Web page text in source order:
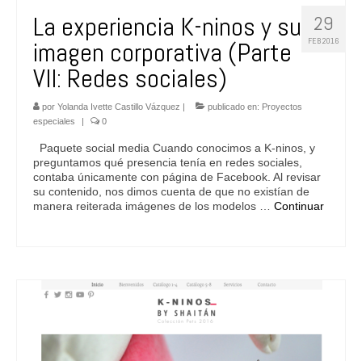
29
FEB 2016
La experiencia K-ninos y su
imagen corporativa (Parte
VII: Redes sociales)
por Yolanda Ivette Castillo Vázquez | publicado en: Proyectos
especiales
| 0
Paquete social media Cuando conocimos a K-ninos, y
preguntamos qué presencia tenía en redes sociales,
contaba únicamente con página de Facebook. Al revisar
su contenido, nos dimos cuenta de que no existían de
manera reiterada imágenes de los modelos … Continuar